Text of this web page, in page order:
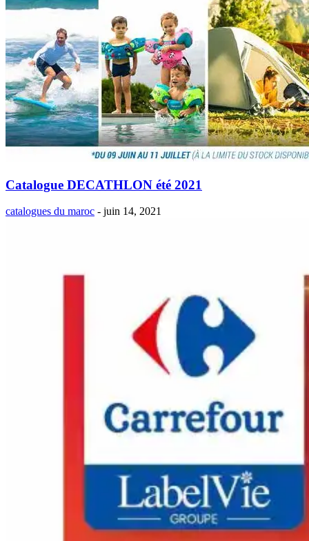
Catalogue DECATHLON été 2021
catalogues du maroc - juin 14, 2021